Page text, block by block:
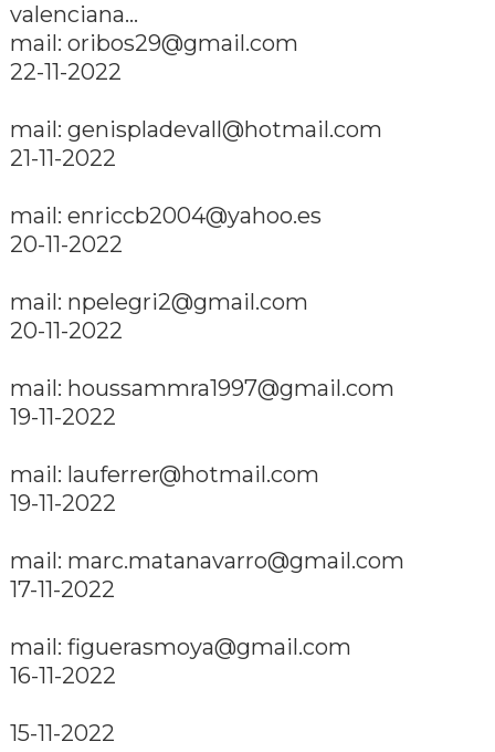
valenciana...
mail: oribos29@gmail.com
22-11-2022
mail: genispladevall@hotmail.com
21-11-2022
mail: enriccb2004@yahoo.es
20-11-2022
mail: npelegri2@gmail.com
20-11-2022
mail: houssammra1997@gmail.com
19-11-2022
mail: lauferrer@hotmail.com
19-11-2022
mail: marc.matanavarro@gmail.com
17-11-2022
mail: figuerasmoya@gmail.com
16-11-2022
15-11-2022